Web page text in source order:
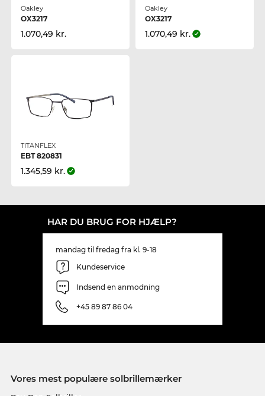
Oakley
OX3217
1.070,49 kr.
Oakley
OX3217
1.070,49 kr.
TITANFLEX
EBT 820831
1.345,59 kr.
HAR DU BRUG FOR HJÆLP?
mandag til fredag fra kl. 9-18
Kundeservice
Indsend en anmodning
+45 89 87 86 04
Vores mest populære solbrillemærker